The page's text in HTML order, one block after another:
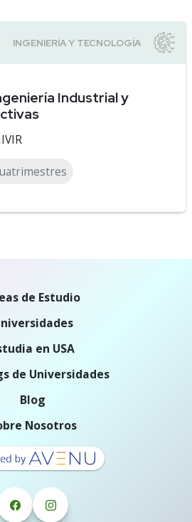
Industrial y
de Estudio
en USA
de Universidades
Blog
Nosotros